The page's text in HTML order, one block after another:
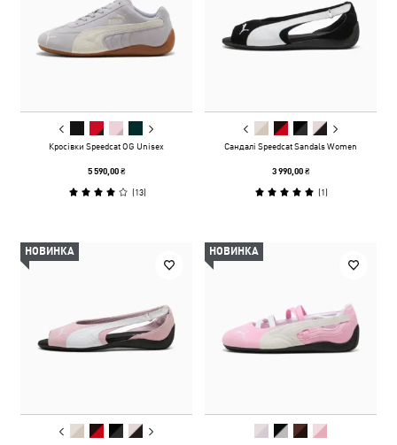
Кросівки Speedcat OG Unisex
5 590,00 ₴
(13)
Сандалі Speedcat Sandals Women
3 990,00 ₴
(1)
НОВИНКА НОВИНКА